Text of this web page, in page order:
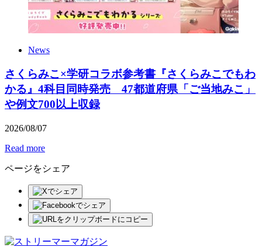
News
さくらみこ×学研コラボ参考書『さくらみこでもわ
かる』4科目同時発売 47都道府県「ご当地みこ」
や例文700以上収録
2026/08/07
Read more
ページをシェア